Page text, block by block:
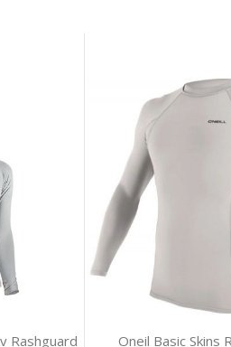
Rashguard Oneil Basic Skins